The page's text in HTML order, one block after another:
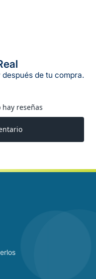
de tu compra.